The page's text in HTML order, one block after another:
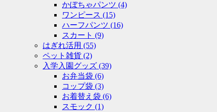
かぼちゃパンツ (4)
ワンピース (15)
ハーフパンツ (16)
スカート (9)
はぎれ活用 (55)
ペット雑貨 (2)
入学入園グッズ (39)
お弁当袋 (6)
コップ袋 (3)
お着替え袋 (6)
スモック (1)